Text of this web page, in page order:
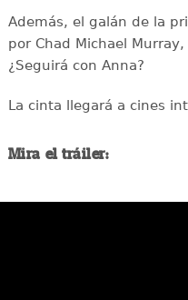
Además, el galán de la
por Chad Michael
¿Seguirá con Anna?
La cinta llegará a cines
Mira el tráiler: